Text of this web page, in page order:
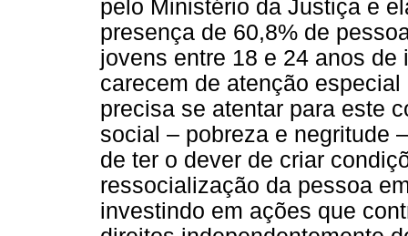
pelo Ministério da Justiça e
presença de 60,8% de
jovens entre 18 e 24 anos de
carecem de atenção
precisa se atentar para este
social – pobreza e negritude
de ter o dever de criar
ressocialização da pessoa
investindo em ações que